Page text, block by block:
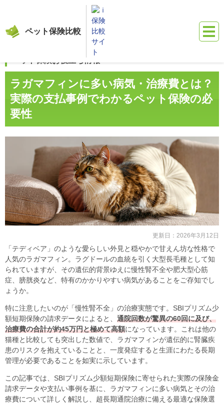
ペット保険比較
保険比較サイト『ｉ保険』 ペット保険比較 お役立ち情報（猫）
ペット保険お役立ち情報
ラガマフィンに多い病気・治療費とは？
実際の支払事例でわかるペット保険の必
要性
更新日： 2026年3月12日
「テディベア」のような愛らしい外見と穏やかで甘えん坊な性格で
人気のラガマフィン。ラグドールの血統を引く大型長毛種として知
られていますが、その遺伝的背景ゆえに慢性腎不全や肥大型心筋
症、膀胱炎など、特有のかかりやすい病気があることをご存知でし
ょうか。
特に注意したいのが「慢性腎不全」の治療実態です。SBIプリズム少
額短期保険の請求データによると、 通院回数が驚異の60回に及び、
治療費の合計が約45万円と極めて高額になっています。これは他の
猫種と比較しても突出した数値で、ラガマフィンが遺伝的に腎臓疾
患のリスクを抱えていることと、一度発症すると生涯にわたる長期
管理が必要であることを如実に示しています。
この記事では、SBIプリズム少額短期保険に寄せられた実際の保険金
請求データや支払い事例を基に、ラガマフィンに多い病気とその治
療費について詳しく解説し、超長期通院治療に備える最適な保険選